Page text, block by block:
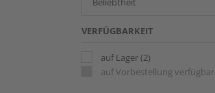
VERFÜGBARKEIT
auf Lager(2)
auf Vorbestellung verfügbar